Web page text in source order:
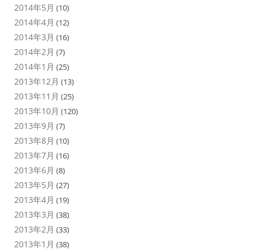
2014年5月 (10)
2014年4月 (12)
2014年3月 (16)
2014年2月 (7)
2014年1月 (25)
2013年12月 (13)
2013年11月 (25)
2013年10月 (120)
2013年9月 (7)
2013年8月 (10)
2013年7月 (16)
2013年6月 (8)
2013年5月 (27)
2013年4月 (19)
2013年3月 (38)
2013年2月 (33)
2013年1月 (38)